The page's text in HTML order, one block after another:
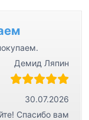
Демид Ляпин
30.07.2026
Спасибо вам